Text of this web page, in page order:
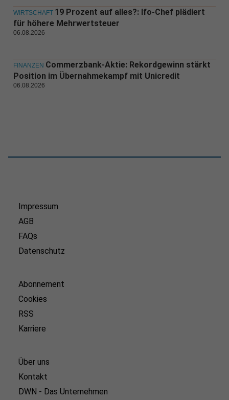
WIRTSCHAFT 19 Prozent auf alles?: Ifo-Chef plädiert
für höhere Mehrwertsteuer
06.08.2026
FINANZEN Commerzbank-Aktie: Rekordgewinn stärkt
Position im Übernahmekampf mit Unicredit
06.08.2026
Impressum
AGB
FAQs
Datenschutz
Abonnement
Cookies
RSS
Karriere
Über uns
Kontakt
DWN - Das Unternehmen